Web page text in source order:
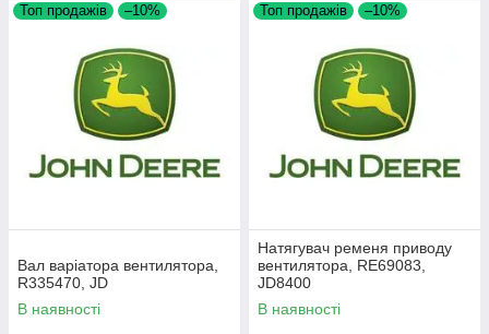
Топ продажів –10%
Вал варіатора вентилятора,
R335470, JD
В наявності
Топ продажів –10%
Натягувач ременя приводу
вентилятора, RE69083,
JD8400
В наявності